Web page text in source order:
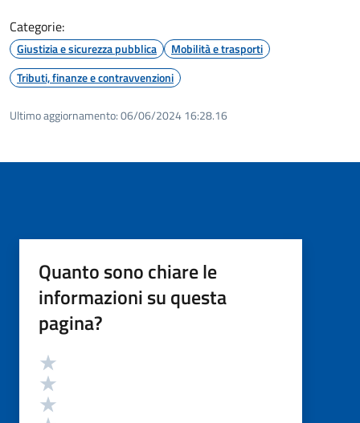
Categorie:
Giustizia e sicurezza pubblica
Mobilità e trasporti
Tributi, finanze e contravvenzioni
Ultimo aggiornamento:06/06/2024 16:28.16
Quanto sono chiare le
informazioni su questa
pagina?
Valutazione